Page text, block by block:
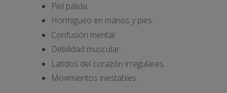
Piel pálida.
Hormigueo en manos y pies.
Confusión mental.
Debilidad muscular.
Latidos del corazón irregulares.
Movimientos inestables.